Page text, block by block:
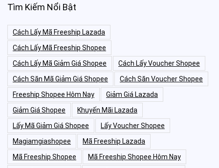
Tìm Kiếm Nổi Bật
Cách Lấy Mã Freeship Lazada
Cách Lấy Mã Freeship Shopee
Cách Lấy Mã Giảm Giá Shopee
Cách Lấy Voucher Shopee
Cách Săn Mã Giảm Giá Shopee
Cách Săn Voucher Shopee
Freeship Shopee Hôm Nay
Giảm Giá Lazada
Giảm Giá Shopee
Khuyến Mãi Lazada
Lấy Mã Giảm Giá Shopee
Lấy Voucher Shopee
Magiamgiashopee
Mã Freeship Lazada
Mã Freeship Shopee
Mã Freeship Shopee Hôm Nay